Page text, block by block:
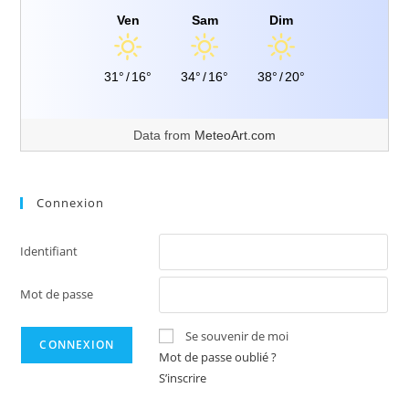
Ven
31°/16°
Sam
34°/16°
Dim
38°/20°
Data from MeteoArt.com
Connexion
Identifiant
Mot de passe
Se souvenir de moi
Mot de passe oublié ?
S’inscrire